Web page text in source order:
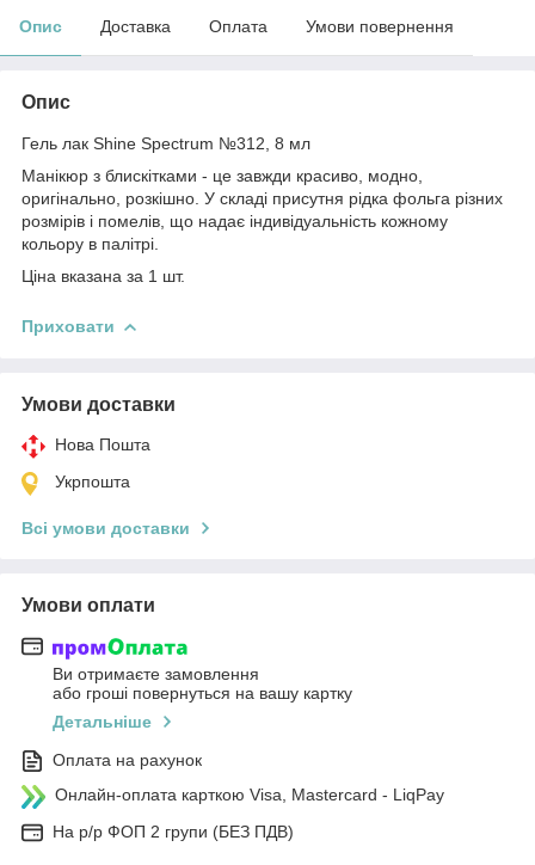
Опис Доставка Оплата Умови повернення
Опис
Гель лак Shine Spectrum №312, 8 мл
Манікюр з блискітками - це завжди красиво, модно,
оригінально, розкішно. У складі присутня рідка фольга різних
розмірів і помелів, що надає індивідуальність кожному
кольору в палітрі.
Ціна вказана за 1 шт.
Приховати
Умови доставки
Нова Пошта
Укрпошта
Всі умови доставки
Умови оплати
Ви отримаєте замовлення
або гроші повернуться на вашу картку
Детальніше
Оплата на рахунок
Онлайн-оплата карткою Visa, Mastercard - LiqPay
На р/р ФОП 2 групи (БЕЗ ПДВ)